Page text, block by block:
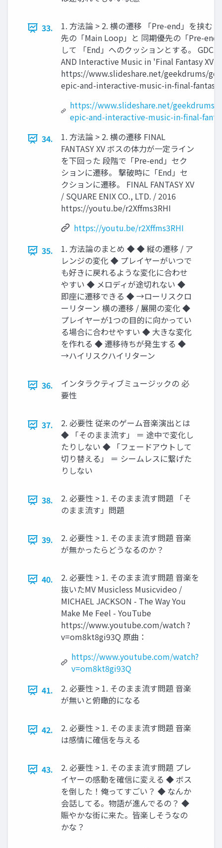
33.
1. 方法論 > 2. 横の遷移 「Pre-end」を挟む
先の「Main Loop」と 同期優先の「Pre-end
して 「End」へのクッションとする。
AND Interactive Music in 'Final Fantasy XV'
https://www.slideshare.net/geekdrums/
epic-and-interactive-music-in-final-
https://www.slideshare.net/geekdrums/
epic-and-interactive-music-in-final-
34.
1. 方法論 > 2. 横の遷移 FINAL
FANTASY XV ボスの体力が一定ライン
を下回った 段階で「Pre-end」セク
ションに遷移。 撃破時に「End」セ
クションに遷移。 FINAL FANTASY XV
/ SQUARE ENIX CO., LTD. / 2016
https://youtu.be/r2Xffms3RHI
https://youtu.be/r2Xffms3RHI
35.
1. 方法論のまとめ ◆ ◆ 縦の遷移 / ア
レンジの変化 ◆ プレイヤーがいつで
も好きに戻れるような変化に合わせ
やすい ◆ メロディが途切れない ◆
即座に遷移できる ◆ →ローリスクロ
ーリターン 横の遷移 / 展開の変化 ◆
プレイヤーが1つの目的に向かってい
る場合に合わせやすい ◆ 大きな変化
を作れる ◆ 遷移待ちが発生する ◆
→ハイリスクハイリターン
36.
インタラクティブミュージックの 必
要性
37.
2. 必要性 従来のゲーム音楽演出とは
◆ 「そのまま流す」 ＝ 途中で変化し
たりしない ◆ 「フェードアウトして
切り替える」 ＝ シームレスに繋げた
りしない
38.
2. 必要性 > 1. そのまま流す問題 「そ
のまま流す」問題
39.
2. 必要性 > 1. そのまま流す問題 音楽
が無かったらどうなるのか？
40.
2. 必要性 > 1. そのまま流す問題 音楽を
抜いたMV Musicless Musicvideo /
MICHAEL JACKSON - The Way You
Make Me Feel - YouTube
https://www.youtube.com/watch ?
v=om8kt8gi93Q 原曲：
https://www.youtube.com/watch?
v=om8kt8gi93Q
41.
2. 必要性 > 1. そのまま流す問題 音楽
が無いと俯瞰的になる
42.
2. 必要性 > 1. そのまま流す問題 音楽
は感情に確信を与える
43.
2. 必要性 > 1. そのまま流す問題 プレ
イヤーの感動を確信に変える ◆ ボス
を倒した！俺ってすごい？ ◆ なんか
会話してる。物語が進んでるの？ ◆
賑やかな街に来た。皆楽しそうなの
かな？